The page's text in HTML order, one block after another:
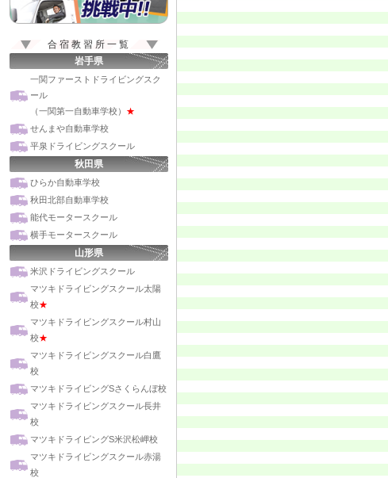
合宿教習所一覧
岩手県
一関ファーストドライビングスク
ール
（一関第一自動車学校） ★
せんまや自動車学校
平泉ドライビングスクール
秋田県
ひらか自動車学校
秋田北部自動車学校
能代モータースクール
横手モータースクール
山形県
米沢ドライビングスクール
マツキドライビングスクール太陽
校★
マツキドライビングスクール村山
校★
マツキドライビングスクール白鷹
校
マツキドライビングSさくらんぼ校
マツキドライビングスクール長井
校
マツキドライビングS米沢松岬校
マツキドライビングスクール赤湯
校